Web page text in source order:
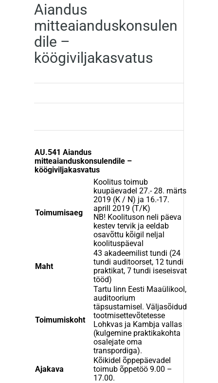
Aiandus
mitteaianduskonsulen
dile –
köögiviljakasvatus
AU.541 Aiandus
mitteaianduskonsulendile –
köögiviljakasvatus
Toimumisaeg
Koolitus toimub
kuupäevadel 27.- 28. märts
2019 (K / N) ja 16.-17.
aprill 2019 (T/K)
NB! Koolituson neli päeva
kestev tervik ja eeldab
osavõttu kõigil neljal
koolituspäeval
Maht
43 akadeemilist tundi (24
tundi auditoorset, 12 tundi
praktikat, 7 tundi iseseisvat
tööd)
Toimumiskoht
Tartu linn Eesti Maaülikool,
auditoorium
täpsustamisel. Väljasõidud
tootmisettevõtetesse
Lohkvas ja Kambja vallas
(kulgemine praktikakohta
osalejate oma
transpordiga).
Ajakava
Kõikidel õppepäevadel
toimub õppetöö 9.00 –
17.00.